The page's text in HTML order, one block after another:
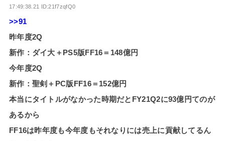
17:49:38.21 ID:21f7zqfQ0
>>91
昨年度2Q
新作：ダイ大＋PS5版FF16＝148億円
今年度2Q
新作：聖剣＋PC版FF16＝152億円
本当にタイトルがなかった時期だとFY21Q2に93億円てのが
あるから
FF16は昨年度も今年度もそれなりには売上に貢献してるん